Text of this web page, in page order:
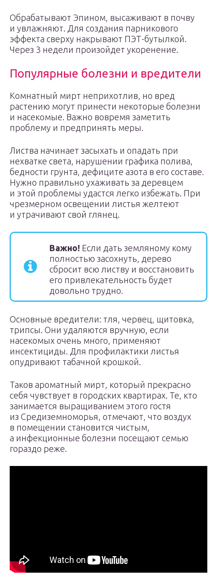
Обрабатывают Эпином, высаживают в почву
и увлажняют. Для создания парникового
эффекта сверху накрывают ПЭТ-бутылкой.
Через 3 недели произойдет укоренение.
Популярные болезни и вредители
Комнатный мирт неприхотлив, но вред
растению могут принести некоторые болезни
и насекомые. Важно вовремя заметить
проблему и предпринять меры.
Листва начинает засыхать и опадать при
нехватке света, нарушении графика полива,
бедности грунта, дефиците азота в его составе.
Нужно правильно ухаживать за деревцем
и этой проблемы удастся легко избежать. При
чрезмерном освещении листья желтеют
и утрачивают свой глянец.
Важно! Если дать земляному кому
полностью засохнуть, дерево
сбросит всю листву и восстановить
его привлекательность будет
довольно трудно.
Основные вредители: тля, червец, щитовка,
трипсы. Они удаляются вручную, если
насекомых очень много, применяют
инсектициды. Для профилактики листья
опудривают табачной крошкой.
Таков ароматный мирт, который прекрасно
себя чувствует в городских квартирах. Те, кто
занимается выращиванием этого гостя
из Средиземноморья, отмечают, что воздух
в помещении становится чистым,
а инфекционные болезни посещают семью
гораздо реже.